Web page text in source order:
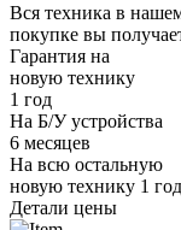
Вся техника в
покупке вы
Гарантия на
новую технику
1 год
На Б/У устройства
6 месяцев
На всю остальную
новую технику 1 год
Детали цены